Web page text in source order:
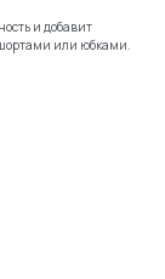
и добавит
или юбками.